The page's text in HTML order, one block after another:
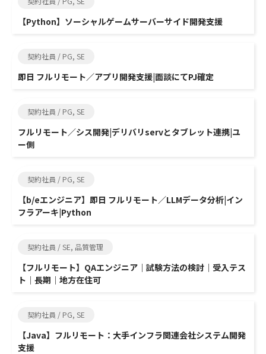
【Python】ソーシャルゲームサーバーサイド開発支援
契約社員 / PG, SE
即日 フルリモート／アプリ開発支援|面談にてPJ確定
契約社員 / PG, SE
フルリモート／シス開発|デリバリservとタブレット連携|ユ
ー側
契約社員 / PG, SE
【b/eエンジニア】即日 フルリモート／LLMデータ分析|イン
フラアーキ|Python
契約社員 / SE, 品質管理
【フルリモート】QAエンジニア｜試験方法の検討｜受入テス
ト｜長期｜地方在住可
契約社員 / PG, SE
【Java】フルリモート：大手インフラ関連会社システム開発
支援